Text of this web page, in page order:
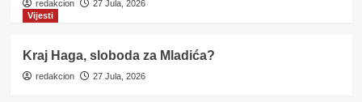
redakcion
27 Jula, 2026
Vijesti
Kraj Haga, sloboda za Mladića?
redakcion 27 Jula, 2026